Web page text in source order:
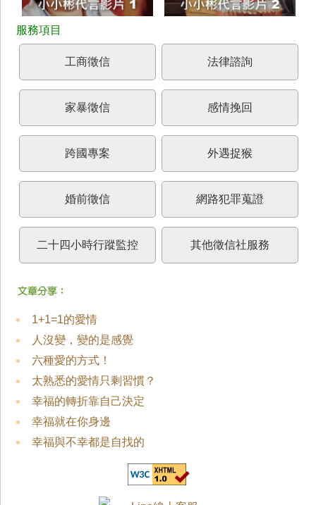
工商徵信 法律諮詢
家暴徵信 感情挽回
跨國專案 外遇捉猴
婚前徵信 網路犯罪蒐證
二十四小時行蹤監控 其他徵信社服務
1+1=1的愛情
人沒變，變的是感覺
六種愛的方式！
太熟悉的愛情只剩習慣？
幸福的轉折靠自己決定
幸福就在你身邊
幸福與不幸都是自找的